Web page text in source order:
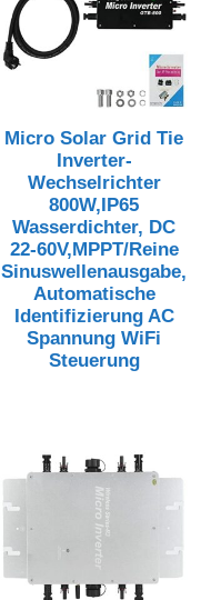
Micro Solar Grid Tie
Inverter-
Wechselrichter
800W,IP65
Wasserdichter, DC
22-60V,MPPT/Reine
Sinuswellenausgabe,
Automatische
Identifizierung AC
Spannung WiFi
Steuerung